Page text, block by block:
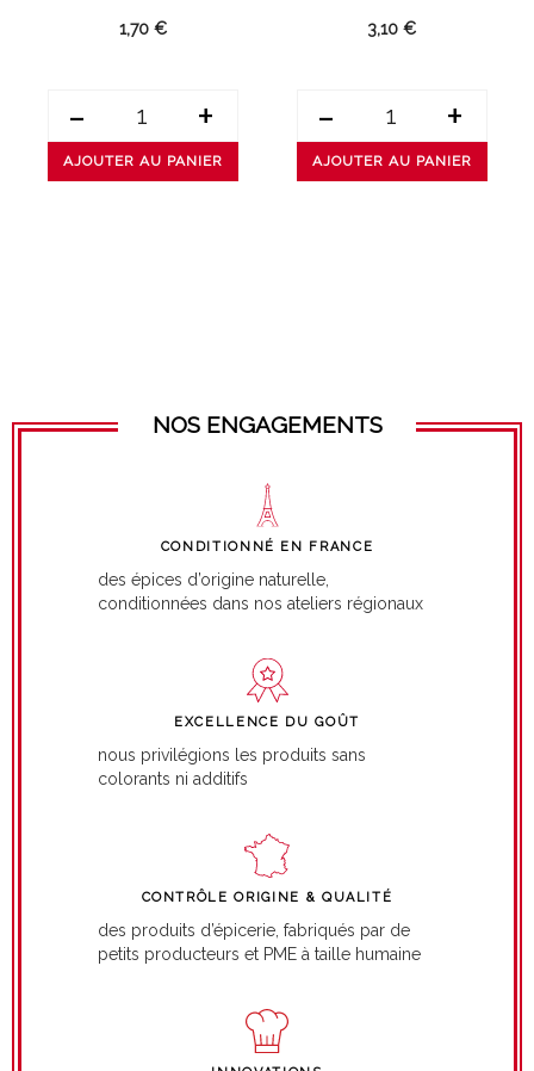
1,70 €
- +
AJOUTER AU PANIER
3,10 €
- +
AJOUTER AU PANIER
NOS ENGAGEMENTS
CONDITIONNÉ EN FRANCE
des épices d’origine naturelle,
conditionnées dans nos ateliers régionaux
EXCELLENCE DU GOÛT
nous privilégions les produits sans
colorants ni additifs
CONTRÔLE ORIGINE & QUALITÉ
des produits d’épicerie, fabriqués par de
petits producteurs et PME à taille humaine